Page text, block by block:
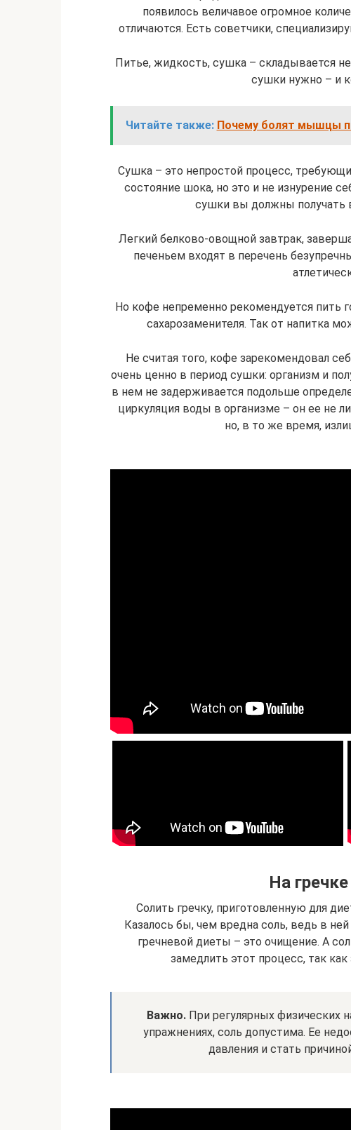
появилось величавое огромное
отличаются. Есть советчики,
Питье, жидкость, сушка – складывается
сушки нужно – и
Читайте также: Почему болят мышцы
Сушка – это непростой процесс,
состояние шока, но это и не изнурение
сушки вы должны получать
Легкий белково-овощной завтрак,
печеньем входят в перечень
Но кофе непременно рекомендуется пить
сахарозаменителя. Так от напитка
Не считая того, кофе зарекомендовал
очень ценно в период сушки: организм и
в нем не задерживается подольше
циркуляция воды в организме – он ее не
но, в то же время,
На
Солить гречку, приготовленную для
Казалось бы, чем вредна соль, ведь в
гречневой диеты – это очищение. А
замедлить этот процесс, так
Важно.При регулярных физических
упражнениях, соль допустима. Ее
давления и стать